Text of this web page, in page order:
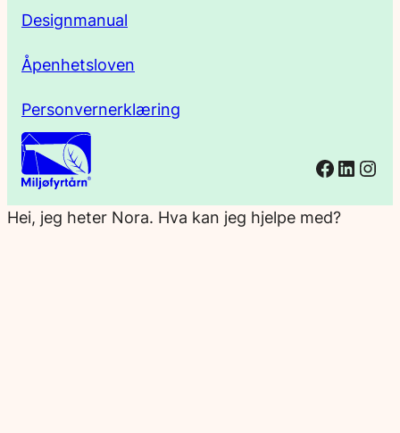
Designmanual
Åpenhetsloven
Personvernerklæring
Hei, jeg heter Nora. Hva kan jeg hjelpe med?